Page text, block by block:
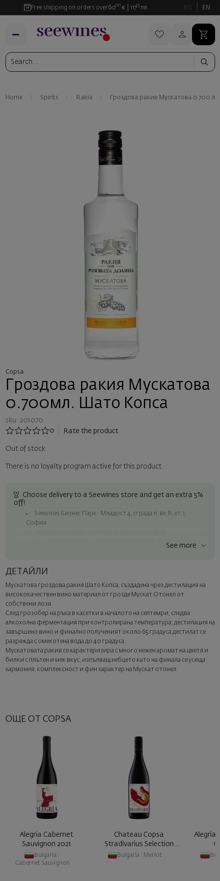
Free shipping on orders over6000 € 11735 лв. BG EN
Home Spirits Rakia Гроздова ракия Мускатова 0.700 л
Copsa
Гроздова ракия Мускатова
0.700мл. Шато Копса
sku: 201070
0
Rate the product
Out of stock
There is no loyalty program active for this product.
Choose delivery to a Seewines store and get an extra 5%
off!
Seewines Бизнес Парк - Младост 4, сграда 11, вх.В, ет.1,
София
Seewines Пловдив - ул. "Княз Александър I", 45, Пловдив
Seewines courier to an address within Sofia
Surprise with style
Add a luxury gift wrapping and a personalized card with your wish.
Select this option in the next step of the order.
See more
ДЕТАЙЛИ
Мускатова гроздова ракия Шато Копса, създадена чрез дестилация на
висококачествен вино материал от грозде Мускат Отонел от
собствени лозя.
След грозобер на ръка в касетки в началото на септемри, следва
алкохолна ферментация при контролирана температура, дестилация на
завършено вино и финално полученият около 65 градуса дестилат се
разрежда с омекотена вода до 40 градуса.
Мускатовата ракия се характеризира с много нежен аромат на цветя и
билки с плътен и мек вкус, изпълващ небцето като на финала се усеща
хармония, комплексност и фин характер на Мускат отонел.
ОЩЕ ОТ COPSA
Alegria Cabernet
Sauvignon 2021
Bulgaria
Cabernet Sauvignon
Chateau Copsa
Stradivarius Selection
Rouge 2020
Bulgaria Merlot
Alegria